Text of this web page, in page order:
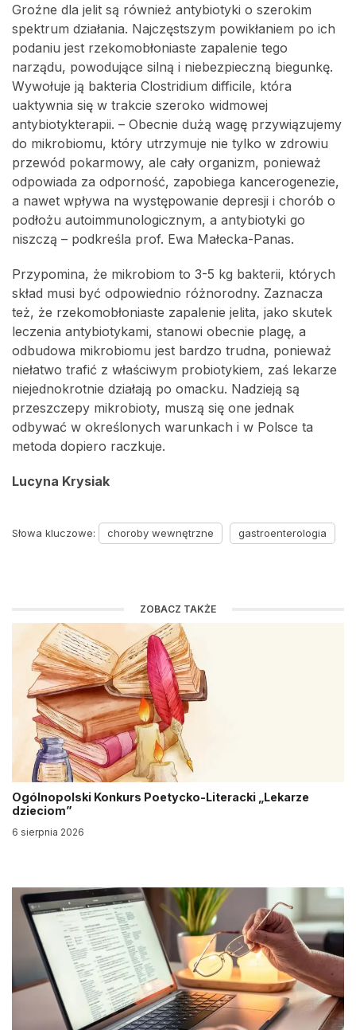
Groźne dla jelit są również antybiotyki o szerokim
spektrum działania. Najczęstszym powikłaniem po ich
podaniu jest rzekomobłoniaste zapalenie tego
narządu, powodujące silną i niebezpieczną biegunkę.
Wywołuje ją bakteria Clostridium difficile, która
uaktywnia się w trakcie szeroko widmowej
antybiotykterapii. – Obecnie dużą wagę przywiązujemy
do mikrobiomu, który utrzymuje nie tylko w zdrowiu
przewód pokarmowy, ale cały organizm, ponieważ
odpowiada za odporność, zapobiega kancerogenezie,
a nawet wpływa na występowanie depresji i chorób o
podłożu autoimmunologicznym, a antybiotyki go
niszczą – podkreśla prof. Ewa Małecka-Panas.
Przypomina, że mikrobiom to 3-5 kg bakterii, których
skład musi być odpowiednio różnorodny. Zaznacza
też, że rzekomobłoniaste zapalenie jelita, jako skutek
leczenia antybiotykami, stanowi obecnie plagę, a
odbudowa mikrobiomu jest bardzo trudna, ponieważ
niełatwo trafić z właściwym probiotykiem, zaś lekarze
niejednokrotnie działają po omacku. Nadzieją są
przeszczepy mikrobioty, muszą się one jednak
odbywać w określonych warunkach i w Polsce ta
metoda dopiero raczkuje.
Lucyna Krysiak
Słowa kluczowe: choroby wewnętrzne gastroenterologia
ZOBACZ TAKŻE
Ogólnopolski Konkurs Poetycko-Literacki „Lekarze
dzieciom”
6 sierpnia 2026